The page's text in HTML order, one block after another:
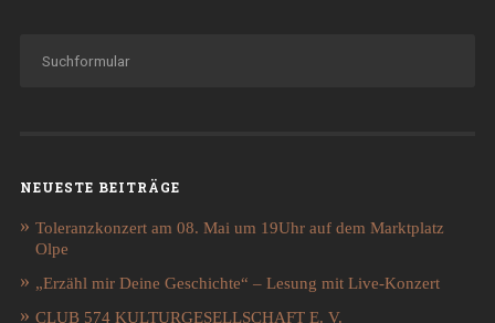
NEUESTE BEITRÄGE
Toleranzkonzert am 08. Mai um 19Uhr auf dem Marktplatz
Olpe
„Erzähl mir Deine Geschichte“ – Lesung mit Live-Konzert
CLUB 574 KULTURGESELLSCHAFT E. V.